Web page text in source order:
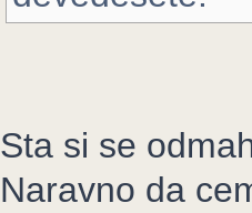
Sta si se
Naravno da